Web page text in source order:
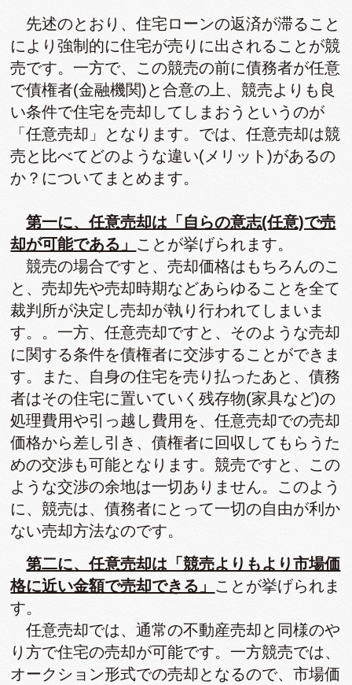
先述のとおり、住宅ローンの返済が滞ること
により強制的に住宅が売りに出されることが競
売です。一方で、この競売の前に債務者が任意
で債権者(金融機関)と合意の上、競売よりも良
い条件で住宅を売却してしまおうというのが
「任意売却」となります。では、任意売却は競
売と比べてどのような違い(メリット)があるの
か？についてまとめます。
第一に、任意売却は「自らの意志(任意)で売
却が可能である」 ことが挙げられます。
競売の場合ですと、売却価格はもちろんのこ
と、売却先や売却時期などあらゆることを全て
裁判所が決定し売却が執り行われてしまいま
す。。一方、任意売却ですと、そのような売却
に関する条件を債権者に交渉することができま
す。また、自身の住宅を売り払ったあと、債務
者はその住宅に置いていく残存物(家具など)の
処理費用や引っ越し費用を、任意売却での売却
価格から差し引き、債権者に回収してもらうた
めの交渉も可能となります。競売ですと、この
ような交渉の余地は一切ありません。このよう
に、競売は、債務者にとって一切の自由が利か
ない売却方法なのです。
第二に、任意売却は「競売よりもより市場価
格に近い金額で売却できる」 ことが挙げられま
す。
任意売却では、通常の不動産売却と同様のや
り方で住宅の売却が可能です。一方競売では、
オークション形式での売却となるので、市場価